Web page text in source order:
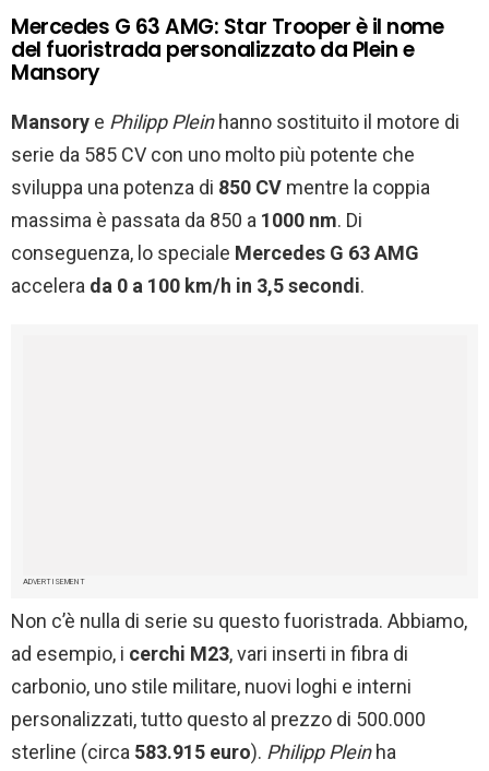
Mercedes G 63 AMG: Star Trooper è il nome
del fuoristrada personalizzato da Plein e
Mansory
Mansory e Philipp Pleinhanno sostituito il motore di
serie da 585 CV con uno molto più potente che
sviluppa una potenza di 850 CV mentre la coppia
massima è passata da 850 a 1000 nm. Di
conseguenza, lo speciale Mercedes G 63 AMG
accelera da 0 a 100 km/h in 3,5 secondi.
ADVERTISEMENT
Non c’è nulla di serie su questo fuoristrada. Abbiamo,
ad esempio, i cerchi M23, vari inserti in fibra di
carbonio, uno stile militare, nuovi loghi e interni
personalizzati, tutto questo al prezzo di 500.000
sterline (circa 583.915 euro). Philipp Pleinha